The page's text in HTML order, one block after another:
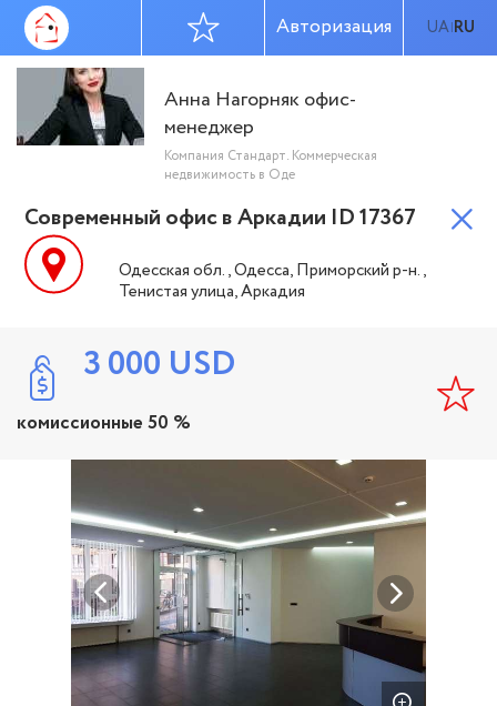
UA|RU
Авторизация
Анна Нагорняк офис-
менеджер
Компания Стандарт. Коммерческая
недвижимость в Оде
Современный офис в Аркадии ID 17367
Одесская обл., Одесса, Приморский р-н.,
Тенистая улица, Аркадия
3 000 USD
комиссионные 50 %